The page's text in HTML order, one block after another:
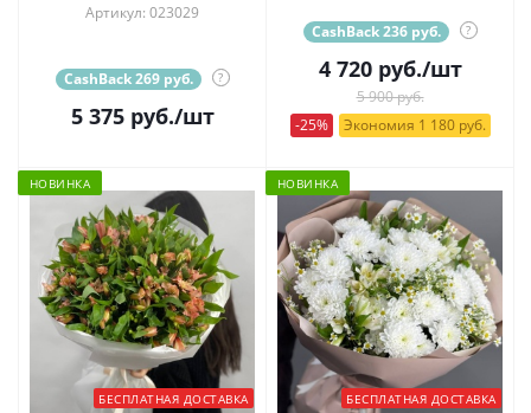
Артикул: 023029
CashBack 269 руб. ?
5 375руб./шт
CashBack 236 руб. ?
4 720руб./шт
5 900 руб.
-25%
Экономия 1 180 руб.
НОВИНКА
БЕСПЛАТНАЯ ДОСТАВКА
НОВИНКА
БЕСПЛАТНАЯ ДОСТАВКА